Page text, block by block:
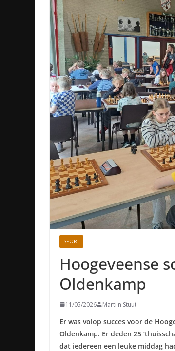
SPORT
Hoogeveense
Oldenkamp
11/05/2026 Martijn Stuut
Er was volop succes voor de
Oldenkamp. Er deden 25
dat iedereen een leuke middag